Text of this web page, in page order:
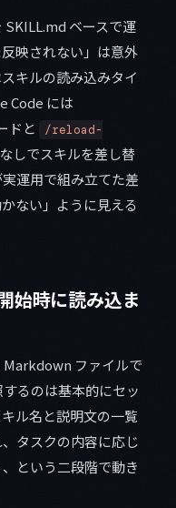
ベースで運
映されない」は意外
キルの読み込みタイ
Code には
ドと
/reload-
しでスキルを差し替
運用で組み立てた差
ない」ように見える
始時に読み込ま
Markdown ファイルで
るのは基本的にセッ
ル名と説明文の一覧
タスクの内容に応じ
という二段階で動き